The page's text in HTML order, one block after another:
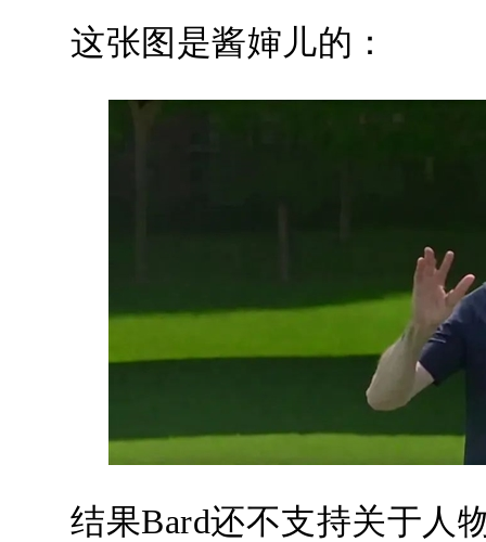
这张图是酱婶儿的：
结果Bard还不支持关于人